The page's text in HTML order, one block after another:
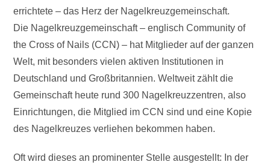
errichtete – das Herz der Nagelkreuzgemeinschaft.
Die Nagelkreuzgemeinschaft – englisch Community of
the Cross of Nails (CCN) – hat Mitglieder auf der ganzen
Welt, mit besonders vielen aktiven Institutionen in
Deutschland und Großbritannien. Weltweit zählt die
Gemeinschaft heute rund 300 Nagelkreuzzentren, also
Einrichtungen, die Mitglied im CCN sind und eine Kopie
des Nagelkreuzes verliehen bekommen haben.
Oft wird dieses an prominenter Stelle ausgestellt: In der